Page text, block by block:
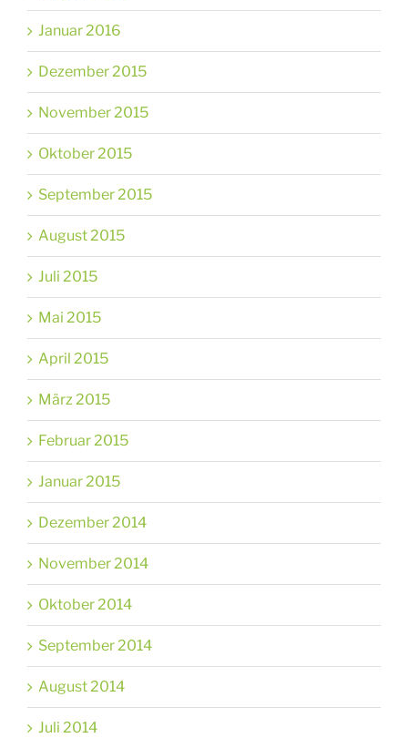
Januar 2016
Dezember 2015
November 2015
Oktober 2015
September 2015
August 2015
Juli 2015
Mai 2015
April 2015
März 2015
Februar 2015
Januar 2015
Dezember 2014
November 2014
Oktober 2014
September 2014
August 2014
Juli 2014